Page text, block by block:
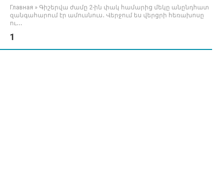
Главная » Գիշերվա ժամը 2-ին փակ համարից մեկը անընդհատ
զանգահարում էր ամուսնուս․ Վերջում ես վերցրի հեռախոսը
ու․․․
1